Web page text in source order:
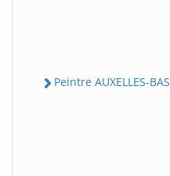
Peintre AUXELLES-BAS